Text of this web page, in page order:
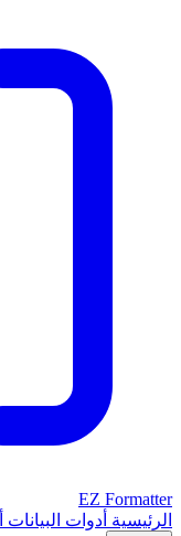
EZ Formatter
الرئيسية أدوات البيانات